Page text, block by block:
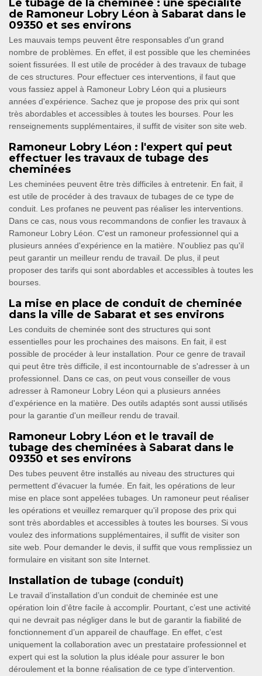
Le tubage de la cheminée : une spécialité
de Ramoneur Lobry Léon à Sabarat dans le
09350 et ses environs
Les mauvais temps peuvent être responsables d'un grand
nombre de problèmes. En effet, il est possible que les cheminées
soient fissurées. Il est utile de procéder à des travaux de tubage
de ces structures. Pour effectuer ces interventions, il faut que
vous fassiez appel à Ramoneur Lobry Léon qui a plusieurs
années d'expérience. Sachez que je propose des prix qui sont
très abordables et accessibles à toutes les bourses. Pour les
renseignements supplémentaires, il suffit de visiter son site web.
Ramoneur Lobry Léon : l'expert qui peut
effectuer les travaux de tubage des
cheminées
Les cheminées peuvent être très difficiles à entretenir. En fait, il
est utile de procéder à des travaux de tubages de ce type de
conduit. Les profanes ne peuvent pas réaliser les interventions.
Dans ce cas, nous vous recommandons de confier les travaux à
Ramoneur Lobry Léon. C'est un ramoneur professionnel qui a
plusieurs années d'expérience en la matière. N'oubliez pas qu'il
peut garantir un meilleur rendu de travail. De plus, il peut
proposer des tarifs qui sont abordables et accessibles à toutes les
bourses.
La mise en place de conduit de cheminée
dans la ville de Sabarat et ses environs
Les conduits de cheminée sont des structures qui sont
essentielles pour les prochaines des maisons. En fait, il est
possible de procéder à leur installation. Pour ce genre de travail
qui peut être très difficile, il est incontournable de s'adresser à un
professionnel. Dans ce cas, on peut vous conseiller de vous
adresser à Ramoneur Lobry Léon qui a plusieurs années
d'expérience en la matière. Des outils adaptés sont aussi utilisés
pour la garantie d'un meilleur rendu de travail.
Ramoneur Lobry Léon et le travail de
tubage des cheminées à Sabarat dans le
09350 et ses environs
Des tubes peuvent être installés au niveau des structures qui
permettent d'évacuer la fumée. En fait, les opérations de leur
mise en place sont appelées tubages. Un ramoneur peut réaliser
les opérations et veuillez remarquer qu'il propose des prix qui
sont très abordables et accessibles à toutes les bourses. Si vous
voulez des informations supplémentaires, il suffit de visiter son
site web. Pour demander le devis, il suffit que vous remplissiez un
formulaire en visitant son site Internet.
Installation de tubage (conduit)
Le travail d’installation d’un conduit de cheminée est une
opération loin d’être facile à accomplir. Pourtant, c’est une activité
qui ne devrait pas négliger dans le but de garantir la fiabilité de
fonctionnement d’un appareil de chauffage. En effet, c’est
uniquement la collaboration avec un prestataire professionnel et
expert qui est la solution la plus idéale pour assurer le bon
déroulement et la bonne réalisation de ce type d’intervention.